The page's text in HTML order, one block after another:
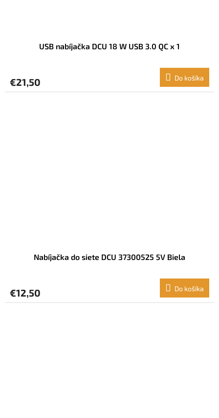
USB nabíjačka DCU 18 W USB 3.0 QC x 1
€21,50 Do košíka
Nabíjačka do siete DCU 37300525 5V Biela
€12,50 Do košíka